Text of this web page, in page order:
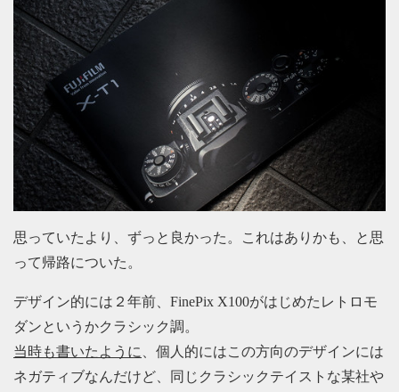
思っていたより、ずっと良かった。これはありかも、と思
って帰路についた。
デザイン的には２年前、FinePix X100がはじめたレトロモ
ダンというかクラシック調。
当時も書いたように
、個人的にはこの方向のデザインには
ネガティブなんだけど、同じクラシックテイストな某社や